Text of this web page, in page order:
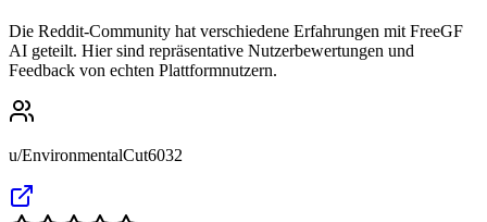
Die Reddit-Community hat verschiedene Erfahrungen mit FreeGF
AI geteilt. Hier sind repräsentative Nutzerbewertungen und
Feedback von echten Plattformnutzern.
u/EnvironmentalCut6032